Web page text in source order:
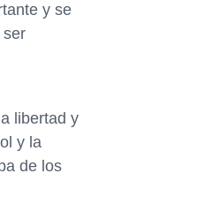
y se
ser
libertad y
y la
de los